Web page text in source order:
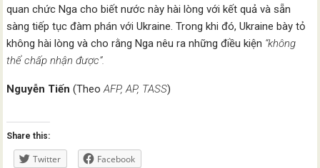
quan chức Nga cho biết nước này hài lòng với kết quả và sẵn
sàng tiếp tục đàm phán với Ukraine. Trong khi đó, Ukraine bày tỏ
không hài lòng và cho rằng Nga nêu ra những điều kiện “không
thể chấp nhận được”.
Nguyễn Tiến (TheoAFP, AP, TASS)
Share this:
Twitter Facebook